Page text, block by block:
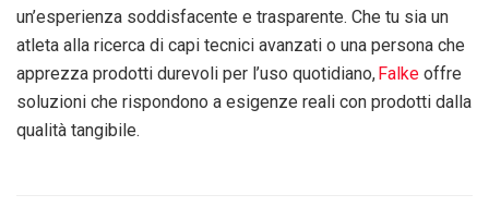
un’esperienza soddisfacente e trasparente. Che tu sia un
atleta alla ricerca di capi tecnici avanzati o una persona che
apprezza prodotti durevoli per l’uso quotidiano,Falke offre
soluzioni che rispondono a esigenze reali con prodotti dalla
qualità tangibile.